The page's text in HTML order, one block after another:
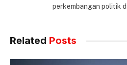
perkembangan politik
Related Posts